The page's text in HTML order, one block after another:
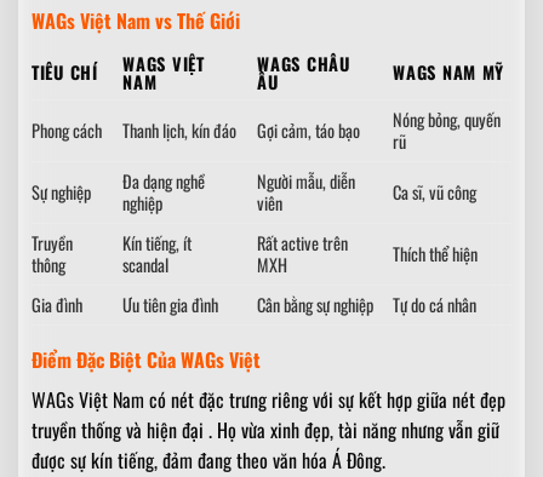
WAGs Việt Nam vs Thế Giới
TIÊU CHÍ WAGS VIỆT
NAM
WAGS CHÂU
ÂU WAGS NAM MỸ
Phong cách Thanh lịch, kín đáo Gợi cảm, táo bạo
Nóng bỏng, quyến
rũ
Sự nghiệp
Đa dạng nghề
nghiệp
Người mẫu, diễn
viên
Ca sĩ, vũ công
Truyền
thông
Kín tiếng, ít
scandal
Rất active trên
MXH
Thích thể hiện
Gia đình
Ưu tiên gia đình Cân bằng sự nghiệp Tự do cá nhân
Điểm Đặc Biệt Của WAGs Việt
WAGs Việt Nam có nét đặc trưng riêng với sự kết hợp giữa nét đẹp
truyền thống và hiện đại . Họ vừa xinh đẹp, tài năng nhưng vẫn giữ
được sự kín tiếng, đảm đang theo văn hóa Á Đông.